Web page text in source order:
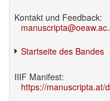
Kontakt und Feedback:
Startseite des Bandes
IIIF Manifest:
https://manuscripta.at/